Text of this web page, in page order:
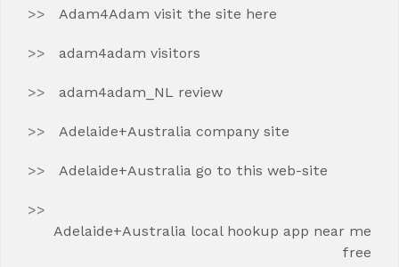
Adam4Adam visit the site here
adam4adam visitors
adam4adam_NL review
Adelaide+Australia company site
Adelaide+Australia go to this web-site
Adelaide+Australia local hookup app near me
free